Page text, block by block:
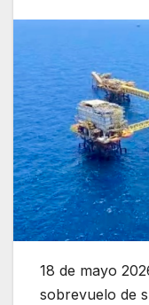
18 de mayo
sobrevuelo de